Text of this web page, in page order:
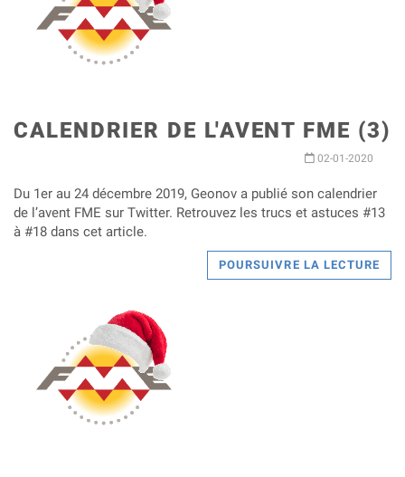
CALENDRIER DE L'AVENT FME (3)
02-01-2020
Du 1er au 24 décembre 2019, Geonov a publié son calendrier
de l’avent FME sur Twitter. Retrouvez les trucs et astuces #13
à #18 dans cet article.
POURSUIVRE LA LECTURE